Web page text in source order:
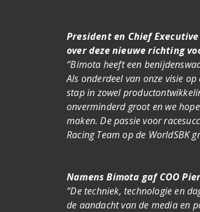
President en Chief
over deze nieuwe richting
‘’Bimota heeft een
Als onderdeel van onze visie
stap in zowel
onverminderd groot en we
maken. De passie voor
Racing Team op de WorldSBK
Namens Bimota gaf COO
‘’De techniek, technologie en
de aandacht van de media en